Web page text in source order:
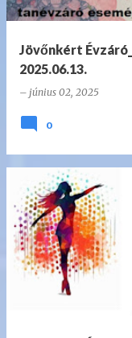
Jövőnkért
2025.06.13.
– június 02, 2025
0